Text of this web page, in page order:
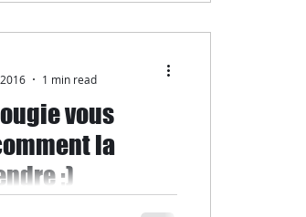
vous
la
;)
1 min read